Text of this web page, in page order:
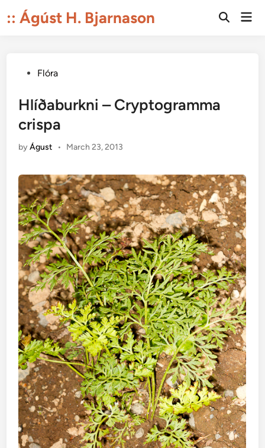
to:: Ágúst H. Bjarnason
Open
PostedFlóra
Hlíðaburkni – Cryptogramma
crispa
byÁgust • March 23, 2013